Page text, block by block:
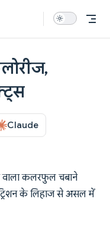
Claude
वाला कलरफुल चबाने
के लिहाज से असल में